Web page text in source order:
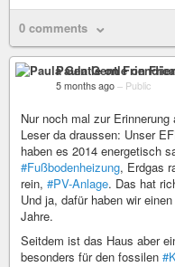
0 comments
Paula Gentle on
5 months ago – Public
Nur noch mal zur
Leser da draussen: Unser
haben es 2014 energetisch
#Fußbodenheizung, Erdgas
rein, #PV-Anlage. Das hat
Und ja, dafür haben wir
Jahre.
Seitdem ist das Haus aber
besonders für den fossilen